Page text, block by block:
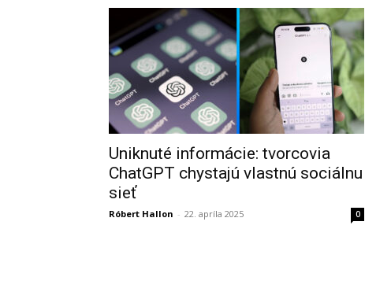
Uniknuté informácie: tvorcovia
ChatGPT chystajú vlastnú sociálnu
sieť
Róbert Hallon - 22. apríla 2025 0